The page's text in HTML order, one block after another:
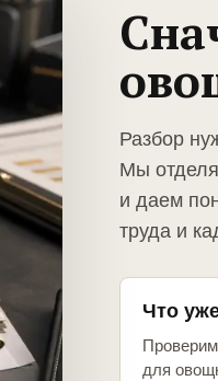
Разбор
Мы
и даем
труда и
Что
для